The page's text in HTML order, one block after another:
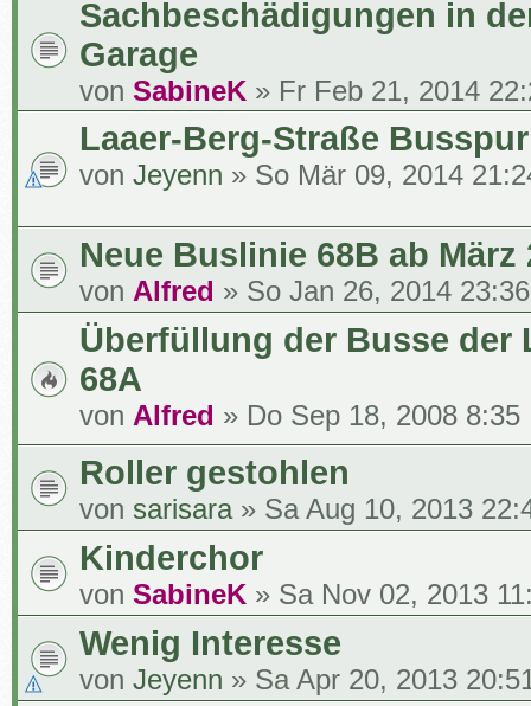
Sachbeschädigungen in
Garage
von SabineK » Fr Feb 21, 2014
Laaer-Berg-Straße Busspur
von Jeyenn » So Mär 09, 2014
Neue Buslinie 68B ab März
von Alfred » So Jan 26, 2014 23:36
Überfüllung der Busse der
68A
von Alfred » Do Sep 18, 2008 8:35
Roller gestohlen
von sarisara» Sa Aug 10, 2013
Kinderchor
von SabineK » Sa Nov 02, 2013
Wenig Interesse
von Jeyenn » Sa Apr 20, 2013